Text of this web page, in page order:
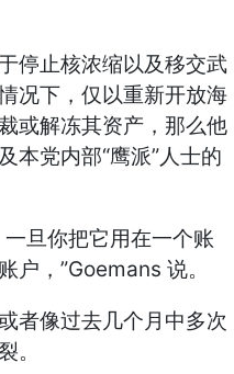
停止核浓缩以及移交武
况下，仅以重新开放海
或解冻其资产，那么他
本党内部“鹰派”人士的
旦你把它用在一个账
户， ”Goemans 说。
者像过去几个月中多次
。